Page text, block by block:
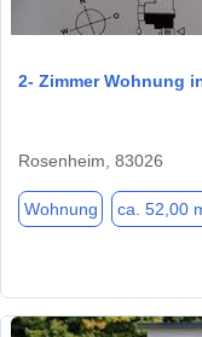
2- Zimmer Wohnung
Rosenheim, 83026
Wohnung ca. 52,00